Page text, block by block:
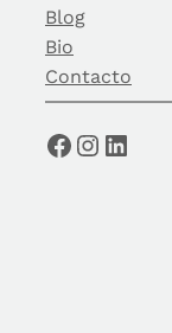
Blog
Bio
Contacto
Facebook Instagram LinkedIn